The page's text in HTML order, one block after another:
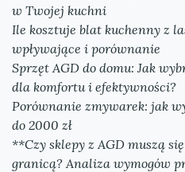
w Twojej kuchni
Ile kosztuje blat kuchenny z
wpływające i porównanie
Sprzęt AGD do domu: Jak
dla komfortu i efektywności?
Porównanie zmywarek: jak
do 2000 zł
**Czy sklepy z AGD muszą
granicą? Analiza wymogów